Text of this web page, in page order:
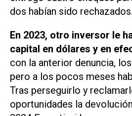
dos habían sido rechazados.
En 2023, otro inversor le
capital en dólares y en
con la anterior denuncia,
pero a los pocos meses
Tras perseguirlo y
oportunidades la